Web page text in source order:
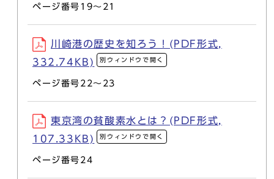
ページ番号19～21
川崎港の歴史を知ろう！(PDF形式,
332.74KB)
別ウィンドウで開く
ページ番号22～23
東京湾の貧酸素水とは？(PDF形式,
107.33KB)
別ウィンドウで開く
ページ番号24